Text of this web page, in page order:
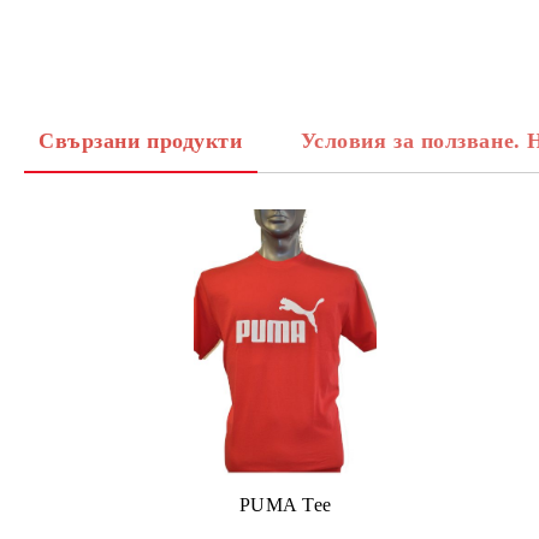
Свързани продукти Условия за ползване.
PUMA Tee